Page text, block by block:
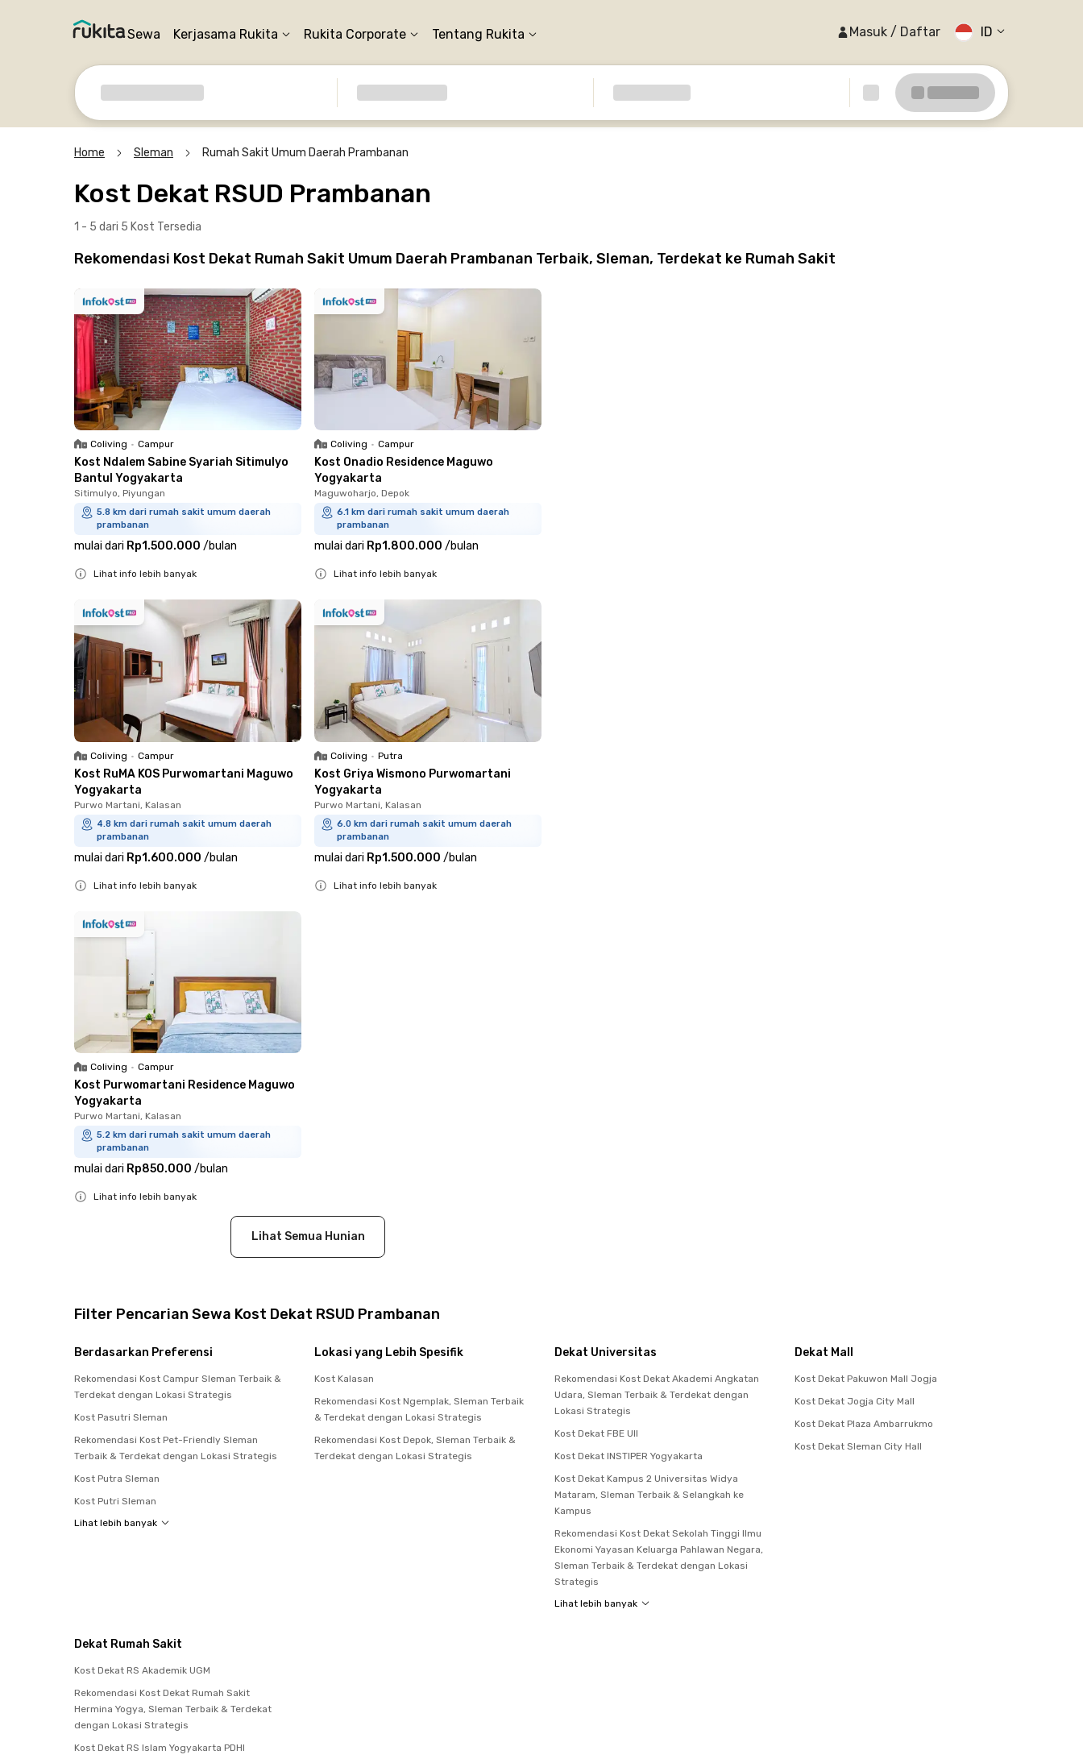
Sewa Kerjasama Rukita Rukita Corporate Tentang Rukita Masuk / Daftar ID
Home Sleman Rumah Sakit Umum Daerah Prambanan
Kost Dekat RSUD Prambanan
1 - 5 dari 5 Kost Tersedia
Rekomendasi Kost Dekat Rumah Sakit Umum Daerah Prambanan Terbaik, Sleman, Terdekat ke Rumah Sakit
Coliving • Campur
Kost Ndalem Sabine Syariah Sitimulyo
Bantul Yogyakarta
Sitimulyo, Piyungan
5.8 km dari rumah sakit umum daerah
prambanan
mulai dari Rp1.500.000 /bulan
Lihat info lebih banyak
Coliving • Campur
Kost Onadio Residence Maguwo
Yogyakarta
Maguwoharjo, Depok
6.1 km dari rumah sakit umum daerah
prambanan
mulai dari Rp1.800.000 /bulan
Lihat info lebih banyak
Coliving • Campur
Kost RuMA KOS Purwomartani Maguwo
Yogyakarta
Purwo Martani, Kalasan
4.8 km dari rumah sakit umum daerah
prambanan
mulai dari Rp1.600.000 /bulan
Lihat info lebih banyak
Coliving • Putra
Kost Griya Wismono Purwomartani
Yogyakarta
Purwo Martani, Kalasan
6.0 km dari rumah sakit umum daerah
prambanan
mulai dari Rp1.500.000 /bulan
Lihat info lebih banyak
Coliving • Campur
Kost Purwomartani Residence Maguwo
Yogyakarta
Purwo Martani, Kalasan
5.2 km dari rumah sakit umum daerah
prambanan
mulai dari Rp850.000 /bulan
Lihat info lebih banyak
Lihat Semua Hunian
Filter Pencarian Sewa Kost Dekat RSUD Prambanan
Berdasarkan Preferensi
Rekomendasi Kost Campur Sleman Terbaik &
Terdekat dengan Lokasi Strategis
Kost Pasutri Sleman
Rekomendasi Kost Pet-Friendly Sleman
Terbaik & Terdekat dengan Lokasi Strategis
Kost Putra Sleman
Kost Putri Sleman
Lihat lebih banyak
Lokasi yang Lebih Spesifik
Kost Kalasan
Rekomendasi Kost Ngemplak, Sleman Terbaik
& Terdekat dengan Lokasi Strategis
Rekomendasi Kost Depok, Sleman Terbaik &
Terdekat dengan Lokasi Strategis
Dekat Universitas
Rekomendasi Kost Dekat Akademi Angkatan
Udara, Sleman Terbaik & Terdekat dengan
Lokasi Strategis
Kost Dekat FBE UII
Kost Dekat INSTIPER Yogyakarta
Kost Dekat Kampus 2 Universitas Widya
Mataram, Sleman Terbaik & Selangkah ke
Kampus
Rekomendasi Kost Dekat Sekolah Tinggi Ilmu
Ekonomi Yayasan Keluarga Pahlawan Negara,
Sleman Terbaik & Terdekat dengan Lokasi
Strategis
Lihat lebih banyak
Dekat Mall
Kost Dekat Pakuwon Mall Jogja
Kost Dekat Jogja City Mall
Kost Dekat Plaza Ambarrukmo
Kost Dekat Sleman City Hall
Dekat Rumah Sakit
Kost Dekat RS Akademik UGM
Rekomendasi Kost Dekat Rumah Sakit
Hermina Yogya, Sleman Terbaik & Terdekat
dengan Lokasi Strategis
Kost Dekat RS Islam Yogyakarta PDHI